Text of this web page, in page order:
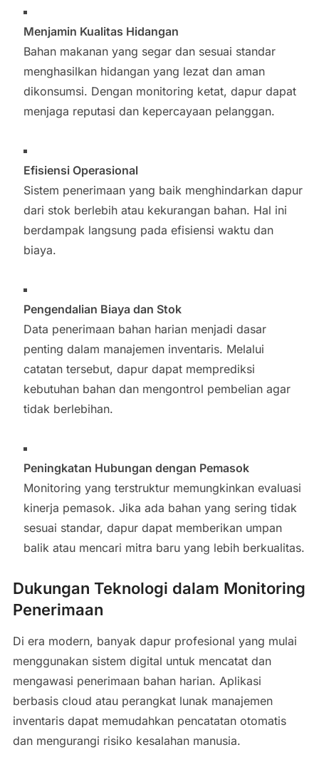
Menjamin Kualitas Hidangan
Bahan makanan yang segar dan sesuai standar
menghasilkan hidangan yang lezat dan aman
dikonsumsi. Dengan monitoring ketat, dapur dapat
menjaga reputasi dan kepercayaan pelanggan.
Efisiensi Operasional
Sistem penerimaan yang baik menghindarkan dapur
dari stok berlebih atau kekurangan bahan. Hal ini
berdampak langsung pada efisiensi waktu dan
biaya.
Pengendalian Biaya dan Stok
Data penerimaan bahan harian menjadi dasar
penting dalam manajemen inventaris. Melalui
catatan tersebut, dapur dapat memprediksi
kebutuhan bahan dan mengontrol pembelian agar
tidak berlebihan.
Peningkatan Hubungan dengan Pemasok
Monitoring yang terstruktur memungkinkan evaluasi
kinerja pemasok. Jika ada bahan yang sering tidak
sesuai standar, dapur dapat memberikan umpan
balik atau mencari mitra baru yang lebih berkualitas.
Dukungan Teknologi dalam Monitoring
Penerimaan
Di era modern, banyak dapur profesional yang mulai
menggunakan sistem digital untuk mencatat dan
mengawasi penerimaan bahan harian. Aplikasi
berbasis cloud atau perangkat lunak manajemen
inventaris dapat memudahkan pencatatan otomatis
dan mengurangi risiko kesalahan manusia.